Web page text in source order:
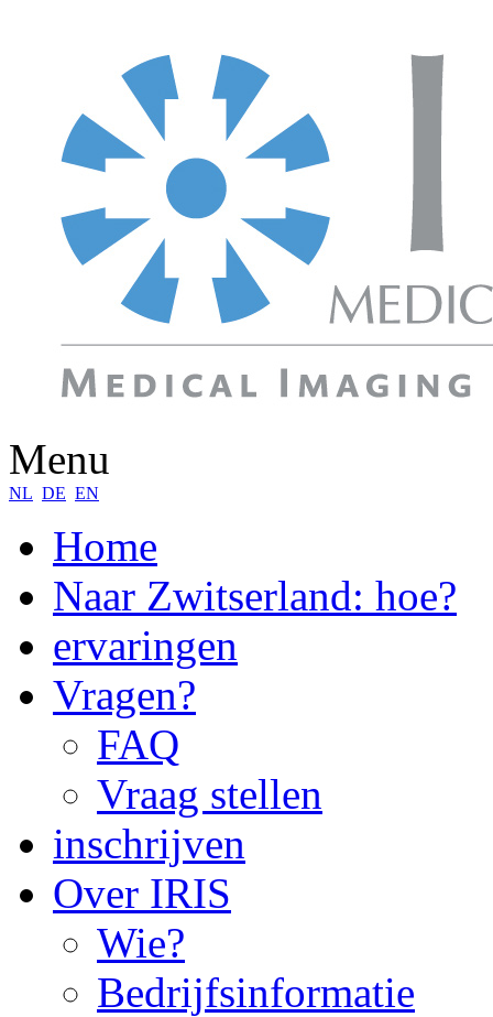
Menu
NL DE EN
Home
Naar Zwitserland: hoe?
ervaringen
Vragen?
FAQ
Vraag stellen
inschrijven
Over IRIS
Wie?
Bedrijfsinformatie